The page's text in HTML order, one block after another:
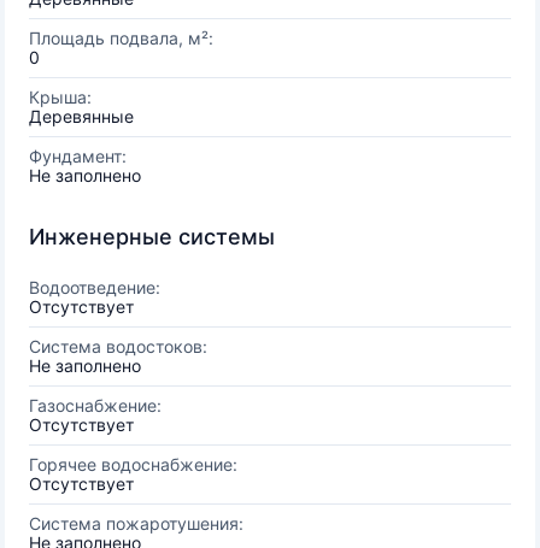
Площадь подвала, м²:
0
Крыша:
Деревянные
Фундамент:
Не заполнено
Инженерные системы
Водоотведение:
Отсутствует
Система водостоков:
Не заполнено
Газоснабжение:
Отсутствует
Горячее водоснабжение:
Отсутствует
Система пожаротушения:
Не заполнено